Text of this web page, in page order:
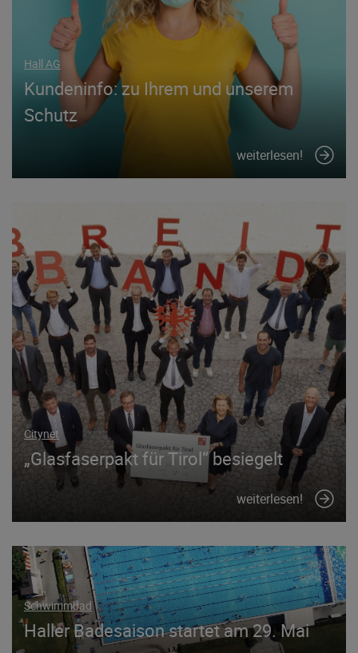
Hall AG
Kundeninfo: zu Ihrem und unserem
Schutz
weiterlesen!
Citynet
„Glasfaserpakt für Tirol“ besiegelt
weiterlesen!
Schwimmbad
Haller Badesaison startet am 29. Mai